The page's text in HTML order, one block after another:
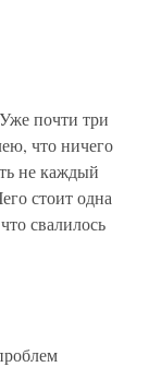
почти три
что ничего
не каждый
стоит одна
свалилось